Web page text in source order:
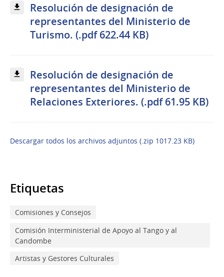
Resolución de designación de
representantes del Ministerio de
Turismo. (.pdf 622.44 KB)
Resolución de designación de
representantes del Ministerio de
Relaciones Exteriores. (.pdf 61.95 KB)
Descargar todos los archivos adjuntos (.zip 1017.23 KB)
Etiquetas
Comisiones y Consejos
Comisión Interministerial de Apoyo al Tango y al
Candombe
Artistas y Gestores Culturales